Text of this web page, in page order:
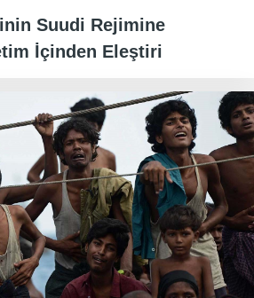
Suudi Rejimine
İçinden Eleştiri